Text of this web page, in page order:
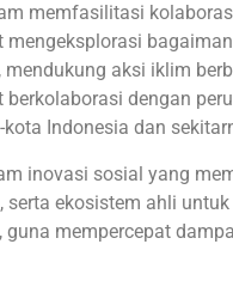
memfasilitasi
aksi iklim
dengan
Indonesia dan
inovasi sosial yang
serta ekosistem ahli
mempercepat